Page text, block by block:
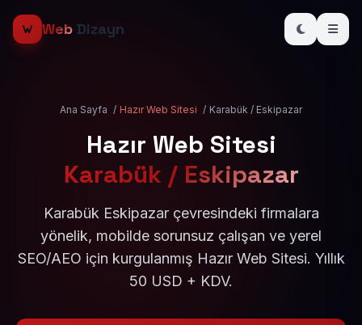
Web Dizayn
Ana Sayfa / Hazır Web Sitesi / Karabük / Eskipazar
Hazır Web Sitesi
Karabük / Eskipazar
Karabük Eskipazar çevresindeki firmalara
yönelik, mobilde sorunsuz çalışan ve yerel
SEO/AEO için kurgulanmış Hazır Web Sitesi. Yıllık
50 USD + KDV.